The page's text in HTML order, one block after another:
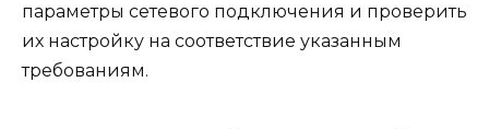
параметры сетевого подключения и проверить
их настройку на соответствие указанным
требованиям.